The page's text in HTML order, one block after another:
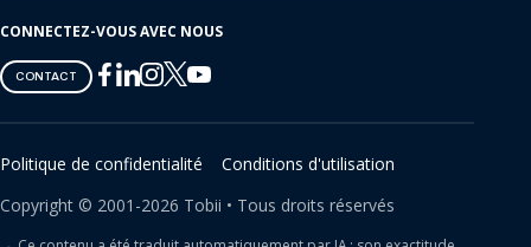
CONNECTEZ-VOUS AVEC NOUS
CONTACT
Tobii
on
Facebook
Tobii
on
Linkedin
Tobii
on
Instagram
Tobii
on
Twitter
Tobii
on
Youtube
Politique de confidentialité
Conditions d'utilisation
Copyright © 2001-2026 Tobii • Tous droits réservés